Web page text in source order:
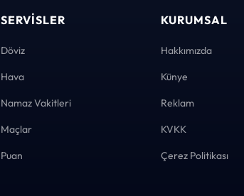
SERVISLER
Döviz
Hava
Namaz Vakitleri
Maçlar
Puan
KURUMSAL
Hakkımızda
Künye
Reklam
KVKK
Çerez Politikası